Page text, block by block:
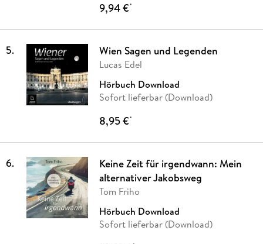
9,94 €*
5. Wien Sagen und Legenden
Lucas Edel
Hörbuch Download
Sofort lieferbar (Download)
8,95 €*
6.
Keine Zeit für irgendwann: Mein
alternativer Jakobsweg
Tom Friho
Hörbuch Download
Sofort lieferbar (Download)